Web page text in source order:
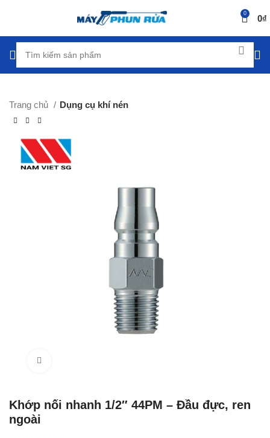
0 0₫
Trang chủ Dụng cụ khí nén
Khớp nối nhanh 1/2″ 44PM – Đầu đực, ren
ngoài